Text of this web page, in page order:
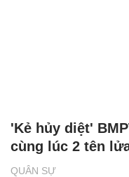
QUÂN SỰ
'Kẻ hủy diệt'
cùng lúc 2 tên